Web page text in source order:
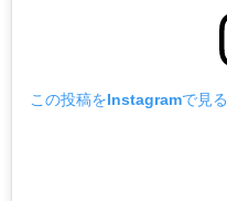
この投稿をInstagramで見る